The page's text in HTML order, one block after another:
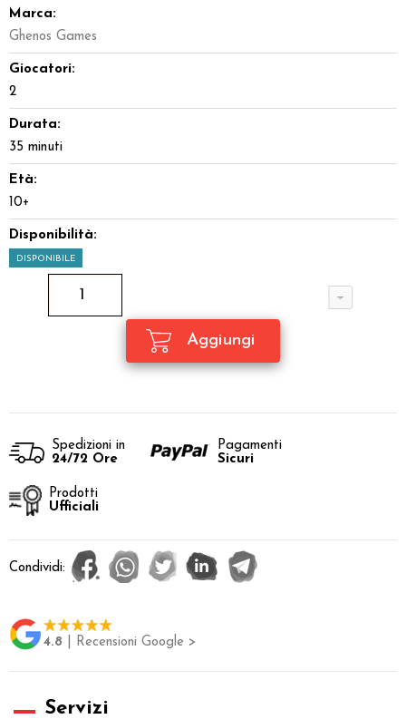
Marca:
Ghenos Games
Giocatori:
2
Durata:
35 minuti
Età:
10+
Disponibilità:
DISPONIBILE
Spedizioni in
24/72 Ore
Pagamenti
Sicuri
Prodotti
Ufficiali
Condividi:
4.8 | Recensioni Google >
Servizi